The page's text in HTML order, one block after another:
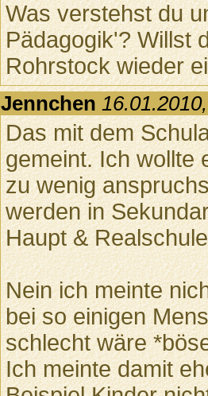
Was verstehst du
Pädagogik'? Willst
Rohrstock wieder
Jennchen
Das mit dem
gemeint. Ich wollte
zu wenig
werden in
Haupt & Realschule
Nein ich meinte
bei so einigen
schlecht wäre
Ich meinte damit